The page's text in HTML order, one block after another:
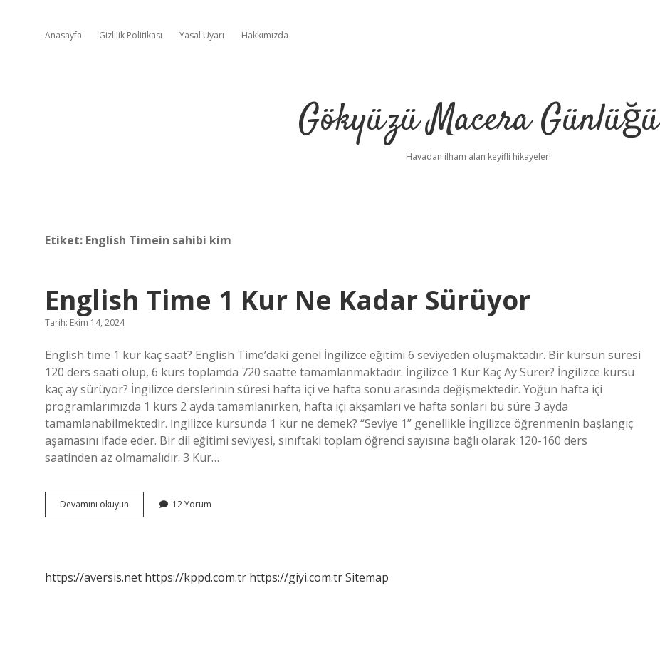
Anasayfa Gizlilik Politikası Yasal Uyarı Hakkımızda
Gökyüzü Macera Günlüğü
Havadan ilham alan keyifli hikayeler!
Etiket: English Timein sahibi kim
English Time 1 Kur Ne Kadar Sürüyor
Tarih: Ekim 14, 2024
English time 1 kur kaç saat? English Time’daki genel İngilizce eğitimi 6 seviyeden oluşmaktadır. Bir kursun süresi
120 ders saati olup, 6 kurs toplamda 720 saatte tamamlanmaktadır. İngilizce 1 Kur Kaç Ay Sürer? İngilizce kursu
kaç ay sürüyor? İngilizce derslerinin süresi hafta içi ve hafta sonu arasında değişmektedir. Yoğun hafta içi
programlarımızda 1 kurs 2 ayda tamamlanırken, hafta içi akşamları ve hafta sonları bu süre 3 ayda
tamamlanabilmektedir. İngilizce kursunda 1 kur ne demek? “Seviye 1” genellikle İngilizce öğrenmenin başlangıç ​​
aşamasını ifade eder. Bir dil eğitimi seviyesi, sınıftaki toplam öğrenci sayısına bağlı olarak 120-160 ders
saatinden az olmamalıdır. 3 Kur…
Devamını okuyun
Time
Sürüyor
12 Yorum
https://aversis.net https://kppd.com.tr https://giyi.com.trSitemap